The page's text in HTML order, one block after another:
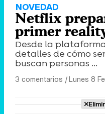
NOVEDAD
Netflix
primer
Desde la
detalles de cómo
buscan personas ...
3 comentarios |Lunes 8